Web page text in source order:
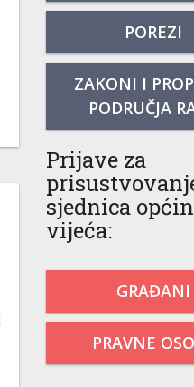
POREZI
ZAKONI I
PODRUČJA
Prijave za
sjednica
vijeća:
GRAĐANI
PRAVNE